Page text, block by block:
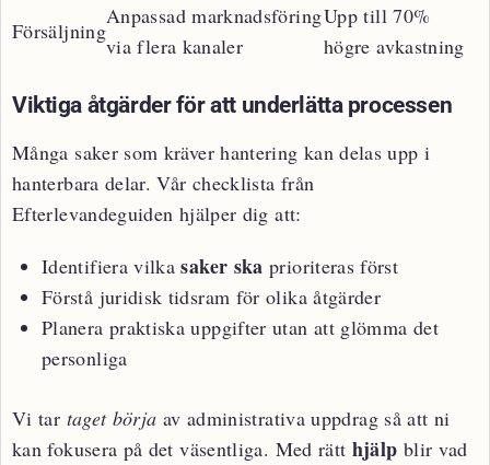
Försäljning
Anpassad marknadsföring
via flera kanaler
Upp till 70%
högre avkastning
Viktiga åtgärder för att underlätta processen
Många saker som kräver hantering kan delas upp i
hanterbara delar. Vår checklista från
Efterlevandeguiden hjälper dig att:
Identifiera vilkasaker ska prioriteras först
Förstå juridisk tidsram för olika åtgärder
Planera praktiska uppgifter utan att glömma det
personliga
Vi tar taget börja av administrativa uppdrag så att ni
kan fokusera på det väsentliga. Med rätt hjälp blir vad